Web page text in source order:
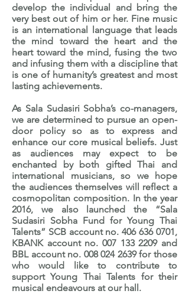
develop the individual and bring the
very best out of him or her. Fine music
is an international language that leads
the mind toward the heart and the
heart toward the mind, fusing the two
and infusing them with a discipline that
is one of humanity’s greatest and most
lasting achievements.
As Sala Sudasiri Sobha’s co-managers,
we are determined to pursue an open-
door policy so as to express and
enhance our core musical beliefs. Just
as audiences may expect to be
enchanted by both gifted Thai and
international musicians, so we hope
the audiences themselves will reflect a
cosmopolitan composition. In the year
2016, we also launched the “Sala
Sudasiri Sobha Fund for Young Thai
Talents” SCB account no.406 636 0701,
KBANK account no. 007 133 2209and
BBL account no. 008 024 2639for those
who would like to contribute to
support Young Thai Talents for their
musical endeavours at our hall.